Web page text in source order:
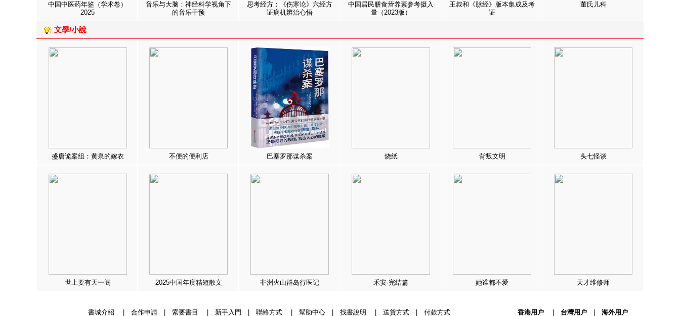
中国中医药年鉴（学术卷）
2025
音乐与大脑：神经科学视角下
的音乐干预
思考经方：《伤寒论》六经方
证病机辨治心悟
中国居民膳食营养素参考摄入
量（2023版）
王叔和《脉经》版本集成及考
证
董氏儿科
文學/小說
盛唐诡案组：黄泉的嫁衣 不便的便利店 巴塞罗那谋杀案 烧纸 背叛文明 头七怪谈
世上要有天一阁 2025中国年度精短散文 非洲火山群岛行医记 禾安·完结篇 她谁都不爱 天才维修师
書城介紹 合作申請| 索要書目 新手入門 聯絡方式| 幫助中心| 找書說明 送貨方式| 付款方式 香港用户| 台灣用户| 海外用户